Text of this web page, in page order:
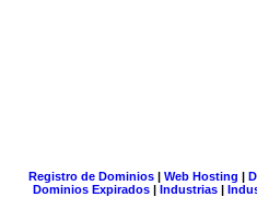
Registro de Dominios| Web Hosting |
Dominios Expirados | Industrias |